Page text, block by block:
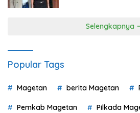
Selengkapnya
Popular Tags
Magetan berita Magetan
Pemkab Magetan Pilkada